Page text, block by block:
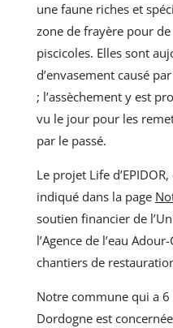
une faune riches et
zone de frayère pour
piscicoles. Elles sont
d’envasement causé
; l’assèchement y est
vu le jour pour les
par le passé.
Le projet Life
indiqué dans la page
soutien financier de
l’Agence de l’eau
chantiers de
Notre commune qui a
Dordogne est